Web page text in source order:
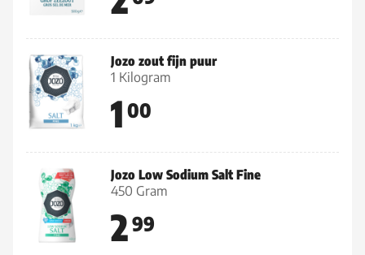
Jozo zout fijn puur
1 Kilogram
1 00
Jozo Low Sodium Salt Fine
450 Gram
299